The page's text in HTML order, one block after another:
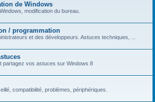
de Windows
modification du bureau.
/ programmation
et des développeurs. Astuces techniques, ...
partagez vos astuces sur Windows 8
compatibilité, problèmes, périphériques.